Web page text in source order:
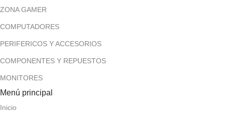
ZONA GAMER
COMPUTADORES
PERIFERICOS Y ACCESORIOS
COMPONENTES Y REPUESTOS
MONITORES
Menú principal
Inicio